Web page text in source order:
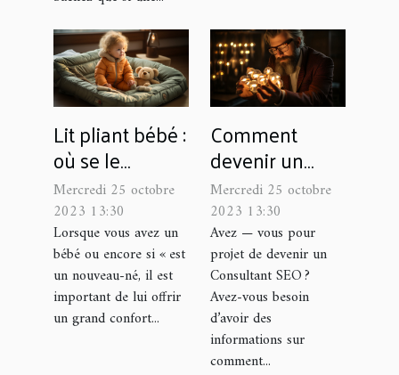
Lit pliant bébé :
où se le
procurer ?
Mercredi 25 octobre
2023 13:30
Lorsque vous avez un
bébé ou encore si « est
un nouveau-né, il est
important de lui offrir
un grand confort...
Comment
devenir un
Consultant
SEO ?
Mercredi 25 octobre
2023 13:30
Avez — vous pour
projet de devenir un
Consultant SEO ?
Avez-vous besoin
d’avoir des
informations sur
comment...